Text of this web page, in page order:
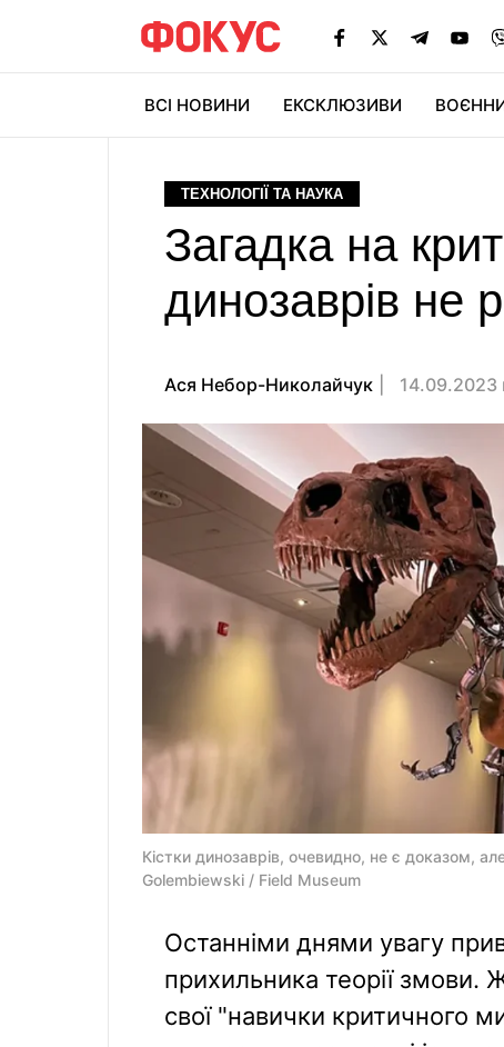
ВСІ НОВИНИ ЕКСКЛЮЗИВИ
ТЕХНОЛОГІЇ ТА НАУКА
Загадка на
динозаврів не
Ася Небор-Николайчук 14.09.2023
Кістки динозаврів, очевидно, не є доказом,
Golembiewski / Field Museum
Останніми днями увагу
прихильника теорії змови.
свої "навички критичного